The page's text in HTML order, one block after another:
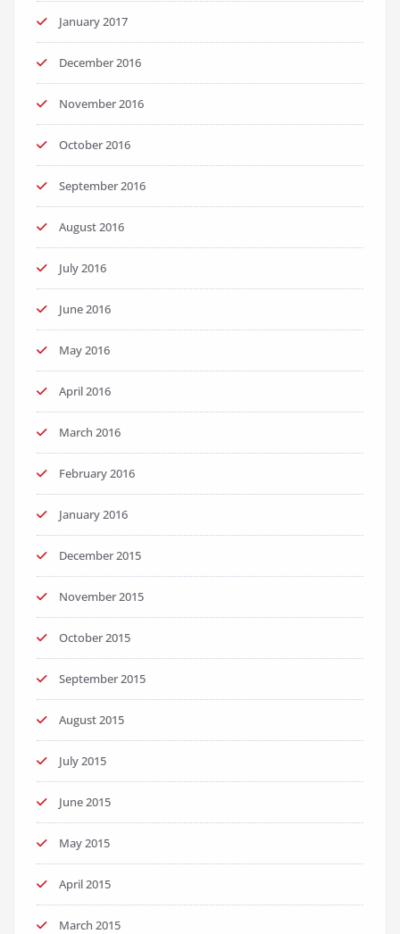
January 2017
December 2016
November 2016
October 2016
September 2016
August 2016
July 2016
June 2016
May 2016
April 2016
March 2016
February 2016
January 2016
December 2015
November 2015
October 2015
September 2015
August 2015
July 2015
June 2015
May 2015
April 2015
March 2015